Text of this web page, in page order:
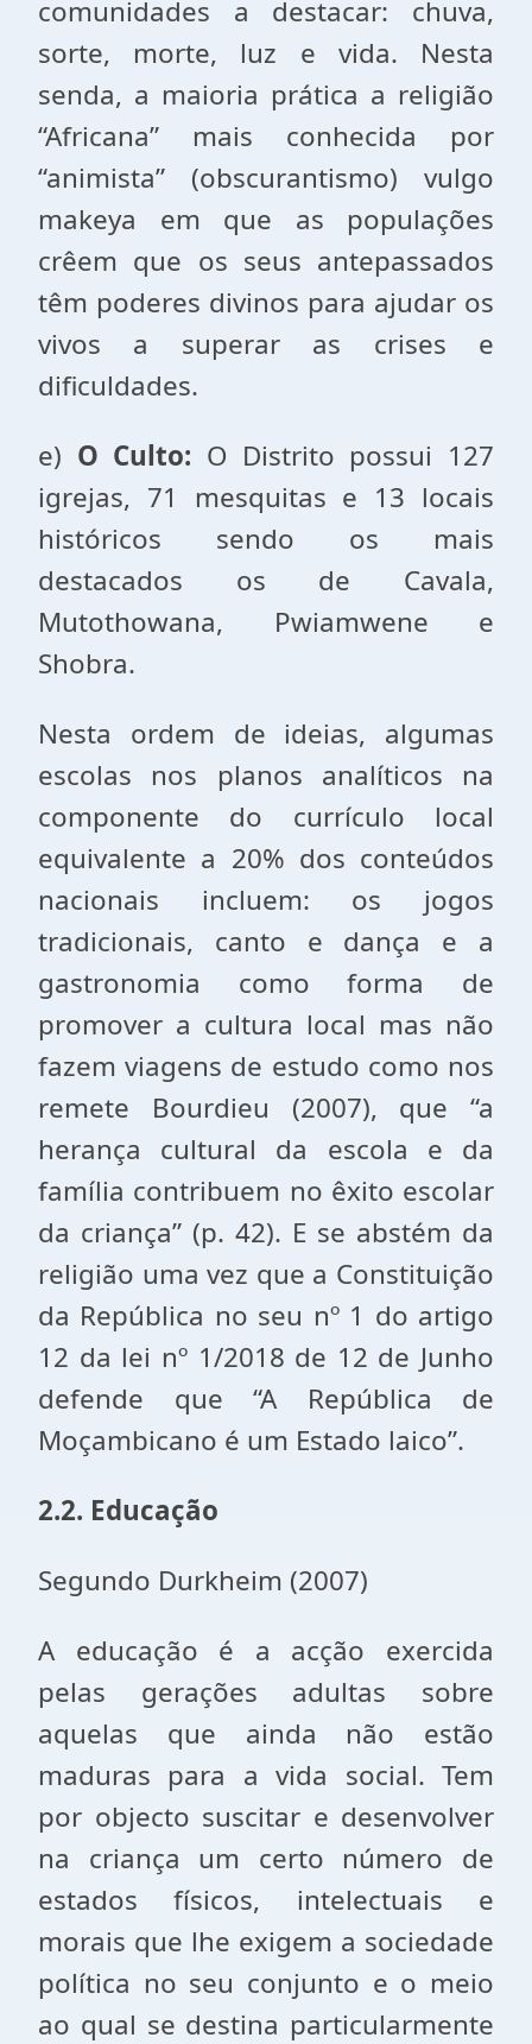
comunidades a destacar: chuva,
sorte, morte, luz e vida. Nesta
senda, a maioria prática a religião
“Africana” mais conhecida por
“animista” (obscurantismo) vulgo
makeya em que as populações
crêem que os seus antepassados
têm poderes divinos para ajudar os
vivos a superar as crises e
dificuldades.
e) O Culto: O Distrito possui 127
igrejas, 71 mesquitas e 13 locais
históricos sendo os mais
destacados os de Cavala,
Mutothowana, Pwiamwene e
Shobra.
Nesta ordem de ideias, algumas
escolas nos planos analíticos na
componente do currículo local
equivalente a 20% dos conteúdos
nacionais incluem: os jogos
tradicionais, canto e dança e a
gastronomia como forma de
promover a cultura local mas não
fazem viagens de estudo como nos
remete Bourdieu (2007), que “a
herança cultural da escola e da
família contribuem no êxito escolar
da criança” (p. 42). E se abstém da
religião uma vez que a Constituição
da República no seu nº 1 do artigo
12 da lei nº 1/2018 de 12 de Junho
defende que “A República de
Moçambicano é um Estado laico”.
2.2. Educação
Segundo Durkheim (2007)
A educação é a acção exercida
pelas gerações adultas sobre
aquelas que ainda não estão
maduras para a vida social. Tem
por objecto suscitar e desenvolver
na criança um certo número de
estados físicos, intelectuais e
morais que lhe exigem a sociedade
política no seu conjunto e o meio
ao qual se destina particularmente